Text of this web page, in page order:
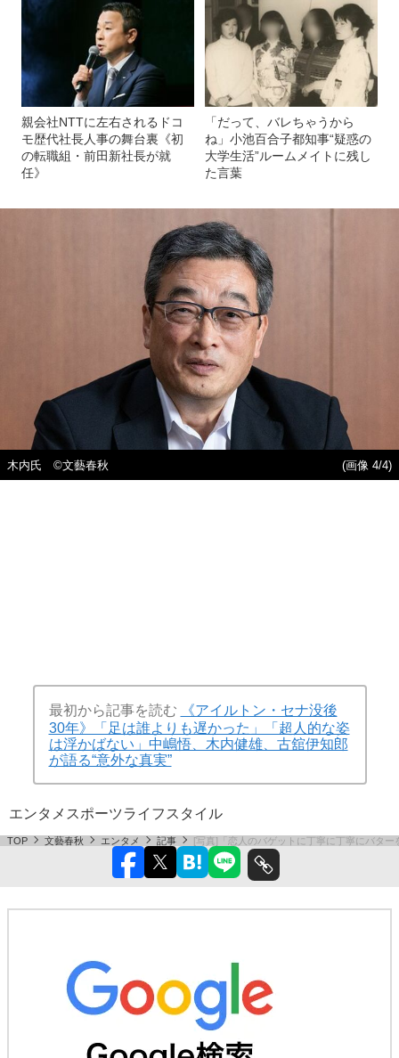
親会社NTTに左右されるドコ
モ歴代社長人事の舞台裏《初
の転職組・前田新社長が就
任》
「だって、バレちゃうから
ね」小池百合子都知事“疑惑の
大学生活”ルームメイトに残し
た言葉
木内氏 ©文藝春秋 (画像 4/4)
最初から記事を読む
《アイルトン・セナ没後
30年》「足は誰よりも遅かった」「超人的な姿
は浮かばない」中嶋悟、木内健雄、古舘伊知郎
が語る“意外な真実”
エンタメ スポーツライフスタイル
TOP 文藝春秋 エンタメ 記事 [写真]「恋人のバゲットに丁寧に丁寧にバタ